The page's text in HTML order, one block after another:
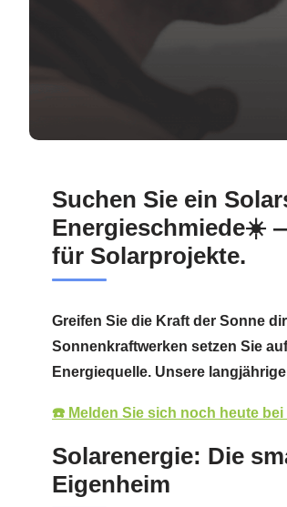
Suchen Sie ein
Energieschmiede☀️
für Solarprojekte.
Greifen Sie die Kraft der Sonne
Sonnenkraftwerken setzen Sie
Energiequelle. Unsere
☎️ Melden Sie sich noch heute bei
Solarenergie: Die
Eigenheim